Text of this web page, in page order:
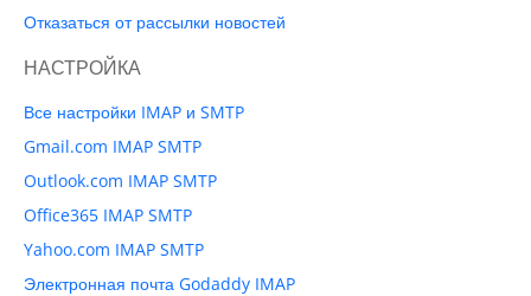
Отказаться от рассылки новостей
НАСТРОЙКА
Все настройки IMAP и SMTP
Gmail.com IMAP SMTP
Outlook.com IMAP SMTP
Office365 IMAP SMTP
Yahoo.com IMAP SMTP
Электронная почта Godaddy IMAP